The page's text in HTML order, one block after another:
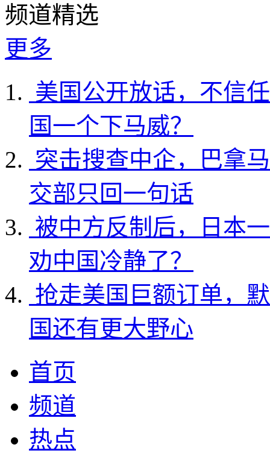
频道精选
更多
美国公开放话，不信
国一个下马威？
突击搜查中企，巴拿
交部只回一句话
被中方反制后，日本
劝中国冷静了？
抢走美国巨额订单，
国还有更大野心
首页
频道
热点